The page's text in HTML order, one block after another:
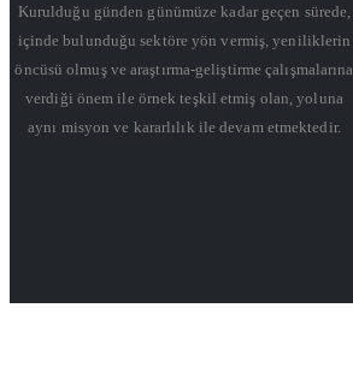
Kurulduğu günden günümüze kadar geçen sürede,
içinde bulunduğu sektöre yön vermiş, yeniliklerin
öncüsü olmuş ve araştırma-geliştirme çalışmalarına
verdiği önem ile örnek teşkil etmiş olan, yoluna
aynı misyon ve kararlılık ile devam etmektedir.